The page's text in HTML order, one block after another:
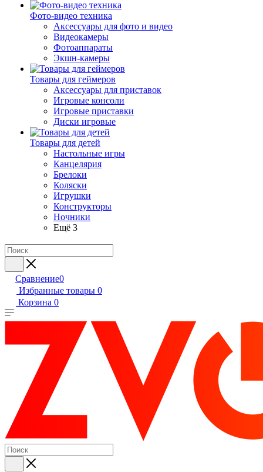
Фото-видео техника
Аксессуары для фото и видео
Видеокамеры
Фотоаппараты
Экшн-камеры
Товары для геймеров
Аксессуары для приставок
Игровые консоли
Игровые приставки
Диски игровые
Товары для детей
Настольные игры
Канцелярия
Брелоки
Коляски
Игрушки
Конструкторы
Ночники
Ещё 3
Сравнение0
Избранные товары 0
Корзина 0